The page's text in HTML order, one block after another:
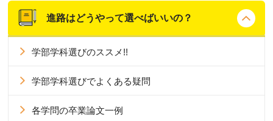
進路はどうやって選べばいいの？
学部学科選びのススメ!!
学部学科選びでよくある疑問
各学問の卒業論文一例